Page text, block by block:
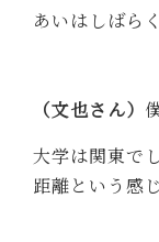
あいはしばら
（文也さん）
大学は関東で
距離という感